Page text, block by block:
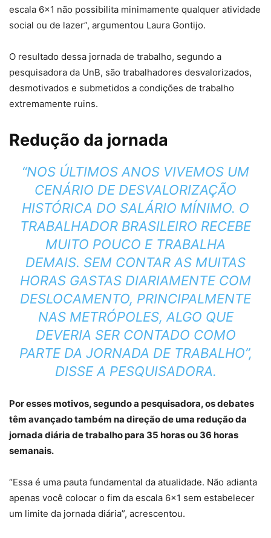
escala 6×1 não possibilita minimamente qualquer atividade
social ou de lazer”, argumentou Laura Gontijo.
O resultado dessa jornada de trabalho, segundo a
pesquisadora da UnB, são trabalhadores desvalorizados,
desmotivados e submetidos a condições de trabalho
extremamente ruins.
Redução da jornada
“NOS ÚLTIMOS ANOS VIVEMOS UM
CENÁRIO DE DESVALORIZAÇÃO
HISTÓRICA DO SALÁRIO MÍNIMO. O
TRABALHADOR BRASILEIRO RECEBE
MUITO POUCO E TRABALHA
DEMAIS. SEM CONTAR AS MUITAS
HORAS GASTAS DIARIAMENTE COM
DESLOCAMENTO, PRINCIPALMENTE
NAS METRÓPOLES, ALGO QUE
DEVERIA SER CONTADO COMO
PARTE DA JORNADA DE TRABALHO”,
DISSE A PESQUISADORA.
Por esses motivos, segundo a pesquisadora, os debates
têm avançado também na direção de uma redução da
jornada diária de trabalho para 35 horas ou 36 horas
semanais.
“Essa é uma pauta fundamental da atualidade. Não adianta
apenas você colocar o fim da escala 6×1 sem estabelecer
um limite da jornada diária”, acrescentou.